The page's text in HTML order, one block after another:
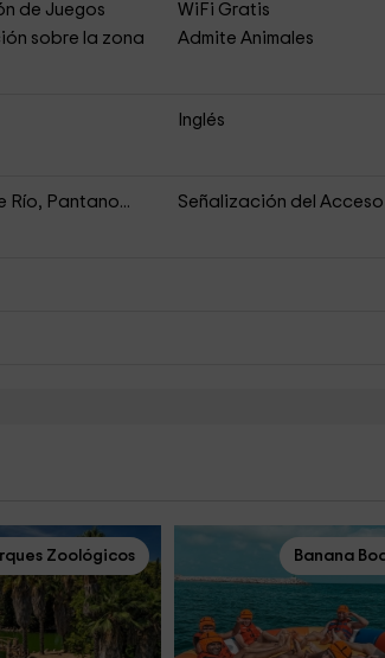
de Juegos
WiFi Gratis
sobre la zona
Admite Animales
Inglés
Río, Pantano...
Señalización del Acceso
Zoológicos Banana